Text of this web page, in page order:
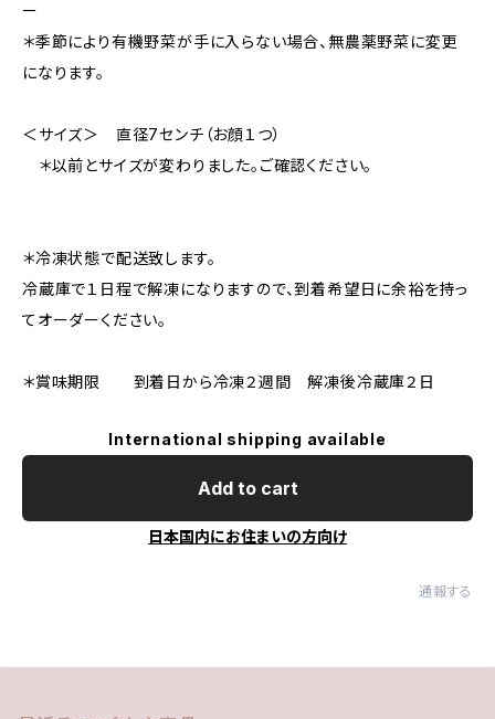
ー
＊季節により有機野菜が手に入らない場合、無農薬野菜に変更
になります。
＜サイズ＞ 直径7センチ（お顔１つ）
＊以前とサイズが変わりました。ご確認ください。
＊冷凍状態で配送致します。
冷蔵庫で１日程で解凍になりますので、到着希望日に余裕を持っ
てオーダーください。
＊賞味期限 到着日から冷凍２週間 解凍後冷蔵庫２日
International shipping available
Add to cart
日本国内にお住まいの方向け
通報する